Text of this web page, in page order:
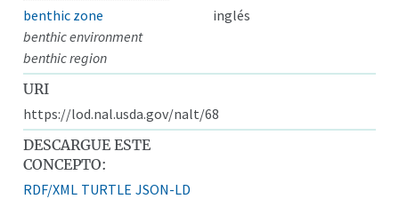
benthic zone
inglés
benthic environment
benthic region
URI
https://lod.nal.usda.gov/nalt/68
DESCARGUE ESTE
CONCEPTO:
RDF/XML TURTLE JSON-LD